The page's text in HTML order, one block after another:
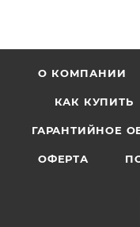
О КОМПАНИИ
КАК КУПИТЬ
ГАРАНТИЙНОЕ
ОФЕРТА